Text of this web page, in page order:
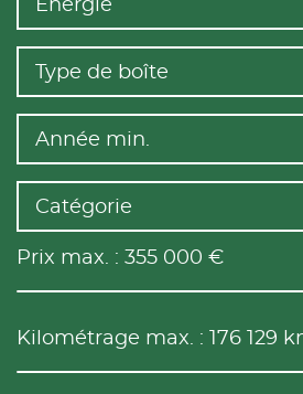
Énergie
Type de boîte
Année min.
Catégorie
Prix max. : 355 000 €
Kilométrage max. : 176 129